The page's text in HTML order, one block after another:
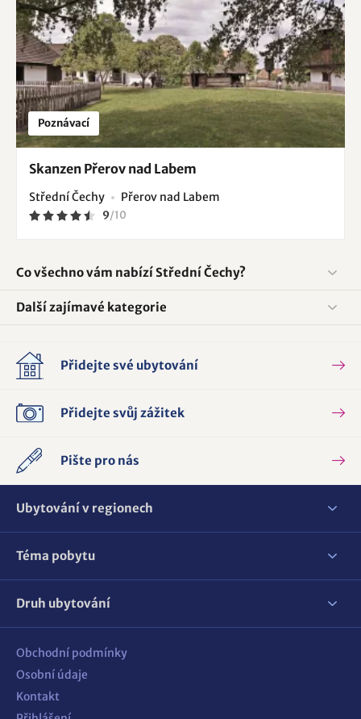
Poznávací
Skanzen Přerov nad Labem
Střední Čechy Přerov nad Labem
9/10
Co všechno vám nabízí Střední Čechy?
Další zajímavé kategorie
Přidejte své ubytování
Přidejte svůj zážitek
Pište pro nás
Ubytování v regionech
Téma pobytu
Druh ubytování
Obchodní podmínky
Osobní údaje
Kontakt